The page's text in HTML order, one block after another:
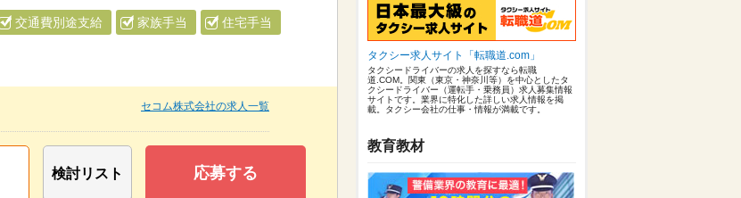
交通費別途支給 家族手当 住宅手当
セコム株式会社の求人一覧
検討リスト 応募する
タクシー求人サイト「転職道.com」
タクシードライバーの求人を探すなら転職
道.COM。関東（東京・神奈川等）を中心としたタ
クシードライバー（運転手・乗務員）求人募集情報
サイトです。業界に特化した詳しい求人情報を掲
載。タクシー会社の仕事・情報が満載です。
教育教材